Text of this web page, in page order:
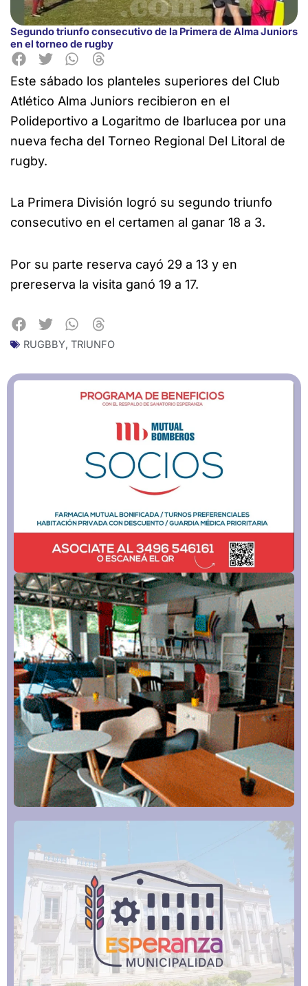
Segundo triunfo consecutivo de la Primera de Alma Juniors
en el torneo de rugby
Este sábado los planteles superiores del Club
Atlético Alma Juniors recibieron en el
Polideportivo a Logaritmo de Ibarlucea por una
nueva fecha del Torneo Regional Del Litoral de
rugby.
La Primera División logró su segundo triunfo
consecutivo en el certamen al ganar 18 a 3.
Por su parte reserva cayó 29 a 13 y en
prereserva la visita ganó 19 a 17.
RUGBBY, TRIUNFO